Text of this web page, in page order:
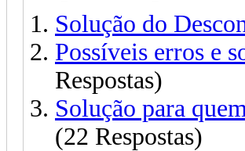
Solução do
Possíveis erros e
Respostas)
Solução para
(22 Respostas)